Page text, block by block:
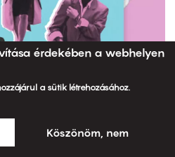
érdekében a webhelyen
a sütik létrehozásához.
Köszönöm, nem